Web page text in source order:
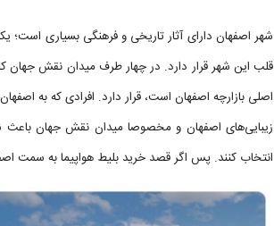
شهر اصفهان دارای آثار تاریخی و فرهنگی بسیاری است؛
قلب این شهر قرار دارد. در چهار طرف میدان نقش جهان
اصلی بازارچه اصفهان است، قرار دارد. افرادی که به
زیبایی‌های اصفهان و مخصوصا میدان نقش جهان باعث
انتخاب کنند. پس اگر قصد خرید بلیط هواپیما به سمت